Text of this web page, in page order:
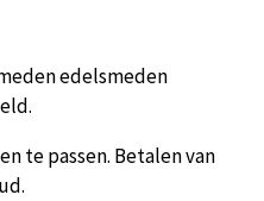
edelsmeden
te passen. Betalen van